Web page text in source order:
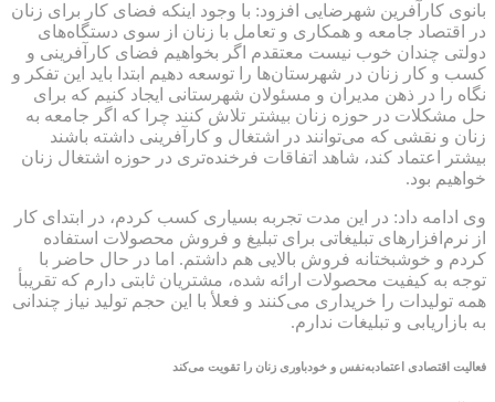
بانوی کارآفرین شهرضایی افزود: با وجود اینکه فضای کار برای زنان
در اقتصاد جامعه و همکاری و تعامل با زنان از سوی دستگاه‌های
دولتی چندان خوب نیست معتقدم اگر بخواهیم فضای کارآفرینی و
کسب ‌و کار زنان در شهرستان‌ها را توسعه دهیم ابتدا باید این تفکر و
نگاه را در ذهن مدیران و مسئولان شهرستانی ایجاد کنیم که برای
حل مشکلات در حوزه زنان بیشتر تلاش کنند چرا که اگر جامعه به
زنان و نقشی که می‌توانند در اشتغال و کارآفرینی داشته باشند
بیشتر اعتماد کند، شاهد اتفاقات فرخنده‌تری در حوزه اشتغال زنان
خواهیم بود.
وی ادامه داد: در این مدت تجربه بسیاری کسب کردم، در ابتدای کار
از نرم‌افزارهای تبلیغاتی برای تبلیغ و فروش محصولات استفاده
کردم و خوشبختانه فروش بالایی هم داشتم. اما در حال حاضر با
توجه به کیفیت محصولات ارائه ‌شده، مشتریان ثابتی دارم که تقریبأ
همه تولیدات را خریداری می‌کنند و فعلأ با این حجم تولید نیاز چندانی
به بازاریابی و تبلیغات ندارم.
فعالیت اقتصادی اعتمادبه‌نفس و خودباوری زنان را تقویت می‌کند